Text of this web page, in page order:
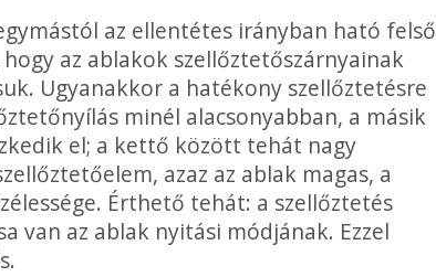
az ellen­tétes irányban ható felső
az ablakok szellőztetőszárnyainak
Ugyanakkor a hatékony szellőztetésre
minél alacsonyabban, a másik
el; a kettő között tehát nagy
azaz az ablak magas, a
Érthető tehát: a szellőztetés
van az ablak nyitási módjának. Ezzel